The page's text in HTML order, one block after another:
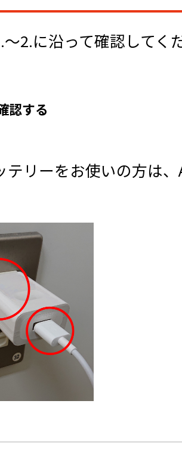
2.に沿って確認してく
認する
テリーをお使いの方は